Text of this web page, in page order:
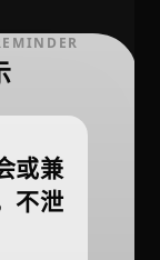
或兼
不泄